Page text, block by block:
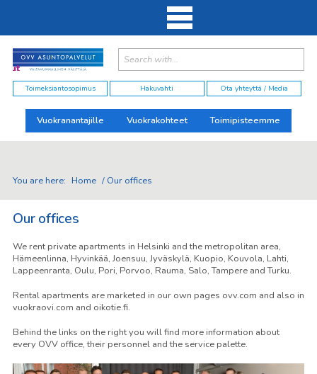
Toimeksiantosopimus Hakuvahti Ota yhteyttä / Media
Vuokranantajille Vuokrakohteet Toimipisteemme
You are here: Home / Our offices
Our offices
We rent private apartments in Helsinki and the metropolitan area,
Hämeenlinna, Hyvinkää, Joensuu, Jyväskylä, Kuopio, Kouvola, Lahti,
Lappeenranta, Oulu, Pori, Porvoo, Rauma, Salo, Tampere and Turku.
Rental apartments are marketed in our own pages ovv.com and also in
vuokraovi.com and oikotie.fi.
Behind the links on the right you will find more information about
every OVV office, their personnel and the service palette.